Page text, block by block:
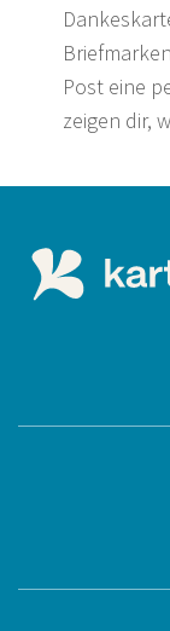
Post eine
zeigen dir,